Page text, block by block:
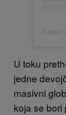
U toku
jedne
masivni
koja se bori